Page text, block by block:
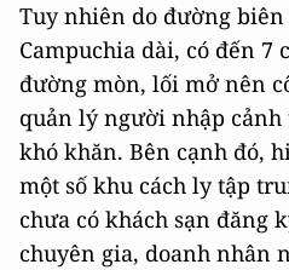
Tuy nhiên do đường
Campuchia dài, có đến 7
đường mòn, lối mở nên
quản lý người nhập cảnh
khó khăn. Bên cạnh đó,
một số khu cách ly tập
chưa có khách sạn đăng
chuyên gia, doanh nhân